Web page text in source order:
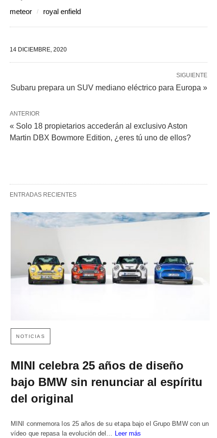
meteor royal enfield
14 DICIEMBRE, 2020
SIGUIENTE
Subaru prepara un SUV mediano eléctrico para Europa »
ANTERIOR
« Solo 18 propietarios accederán al exclusivo Aston
Martin DBX Bowmore Edition, ¿eres tú uno de ellos?
ENTRADAS RECIENTES
NOTICIAS
MINI celebra 25 años de diseño
bajo BMW sin renunciar al espíritu
del original
MINI conmemora los 25 años de su etapa bajo el Grupo BMW con un
vídeo que repasa la evolución del… Leer más